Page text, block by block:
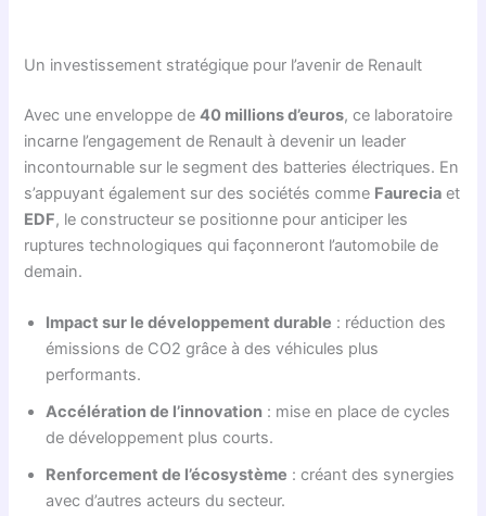
Un investissement stratégique pour l’avenir de Renault
Avec une enveloppe de40 millions d’euros, ce laboratoire
incarne l’engagement de Renault à devenir un leader
incontournable sur le segment des batteries électriques. En
s’appuyant également sur des sociétés comme Faurecia et
EDF, le constructeur se positionne pour anticiper les
ruptures technologiques qui façonneront l’automobile de
demain.
Impact sur le développement durable : réduction des
émissions de CO2 grâce à des véhicules plus
performants.
Accélération de l’innovation : mise en place de cycles
de développement plus courts.
Renforcement de l’écosystème : créant des synergies
avec d’autres acteurs du secteur.